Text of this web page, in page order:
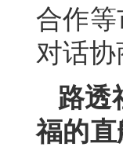
合作
对话
路透
福的